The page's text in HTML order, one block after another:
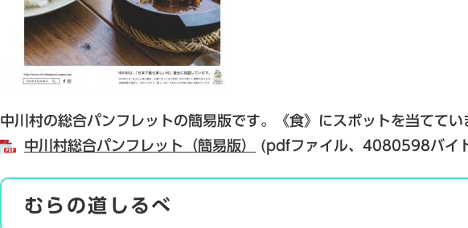
中川村の総合パンフレットの簡易版です。《食》にスポットを当ててい
中川村総合パンフレット（簡易版）
(pdfファイル、4080598バイ
むらの道しるべ